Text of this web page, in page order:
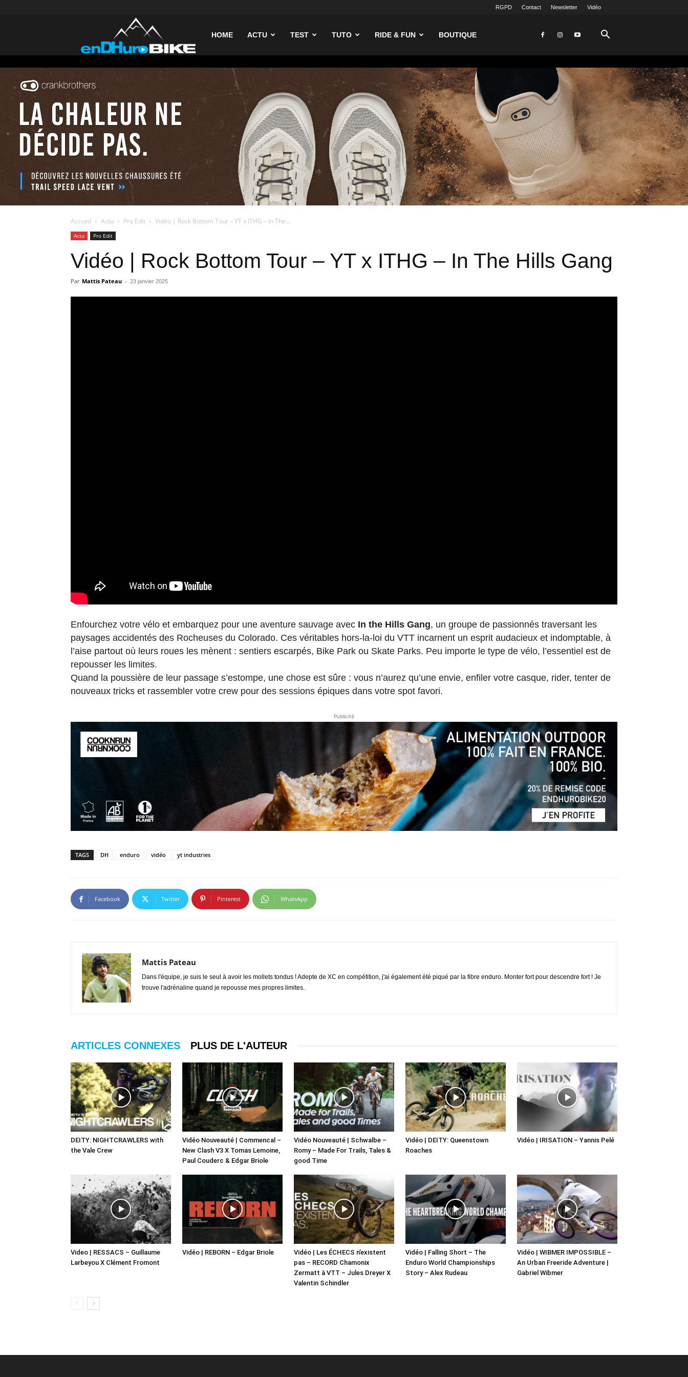
RGPD Contact Newsletter Vidéo
enDHurobike
HOME ACTU TEST TUTO RIDE & FUN BOUTIQUE
Accueil Actu Pro Edit Vidéo | Rock Bottom Tour – YT x ITHG – In The...
Actu Pro Edit
Vidéo | Rock Bottom Tour – YT x ITHG – In The Hills Gang
Par Mattis Pateau - 23 janvier 2025
Enfourchez votre vélo et embarquez pour une aventure sauvage avec In the Hills Gang, un groupe de passionnés traversant les
paysages accidentés des Rocheuses du Colorado. Ces véritables hors-la-loi du VTT incarnent un esprit audacieux et indomptable, à
l’aise partout où leurs roues les mènent : sentiers escarpés, Bike Park ou Skate Parks. Peu importe le type de vélo, l’essentiel est de
repousser les limites.
Quand la poussière de leur passage s’estompe, une chose est sûre : vous n’aurez qu’une envie, enfiler votre casque, rider, tenter de
nouveaux tricks et rassembler votre crew pour des sessions épiques dans votre spot favori.
Publicité
TAGS DH enduro vidéo yt industries
Facebook Twitter Pinterest WhatsApp
Mattis Pateau
Dans l'équipe, je suis le seul à avoir les mollets tondus ! Adepte de XC en compétition, j'ai également été piqué par la fibre enduro. Monter fort pour descendre fort ! Je
trouve l'adrénaline quand je repousse mes propres limites.
ARTICLES CONNEXES PLUS DE L'AUTEUR
DEITY: NIGHTCRAWLERS with
the Vale Crew
Vidéo Nouveauté | Commencal –
New Clash V3 X Tomas Lemoine,
Paul Couderc & Edgar Briole
Vidéo Nouveauté | Schwalbe –
Romy – Made For Trails, Tales &
good Time
Vidéo | DEITY: Queenstown
Roaches
Vidéo | IRISATION – Yannis Pelé
Video | RESSACS – Guillaume
Larbeyou X Clément Fromont
Vidéo | REBORN – Edgar Briole
Vidéo | Les ÉCHECS n’existent
pas – RECORD Chamonix
Zermatt à VTT – Jules Dreyer X
Valentin Schindler
Vidéo | Falling Short – The
Enduro World Championships
Story – Alex Rudeau
Vidéo | WIBMER IMPOSSIBLE –
An Urban Freeride Adventure |
Gabriel Wibmer